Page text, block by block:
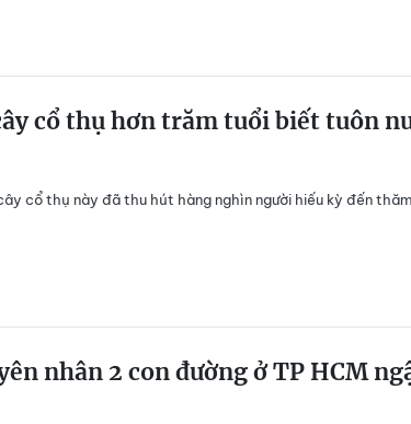
cổ thụ hơn trăm tuổi biết tuôn
cổ thụ này đã thu hút hàng nghìn người hiếu kỳ đến
nhân 2 con đường ở TP HCM